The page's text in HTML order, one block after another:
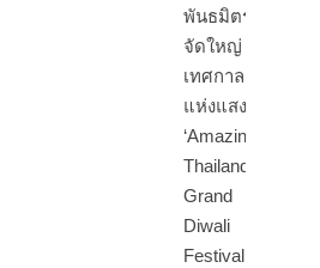
จัดใหญ่
เทศกาล
แห่งแสงสี
‘Amazing
Thailand
Grand
Diwali
Festival
2025’